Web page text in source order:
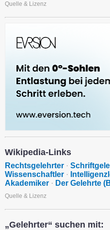
Quelle & Lizenz
Wikipedia-Links
Rechtsgelehrter ·
Wissenschaftler ·
Akademiker · Der Gelehrte
Quelle & Lizenz
„Gelehrter“ suchen mit: